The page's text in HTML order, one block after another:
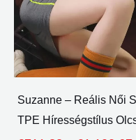
Suzanne – Reális Női
TPE Hírességstílus